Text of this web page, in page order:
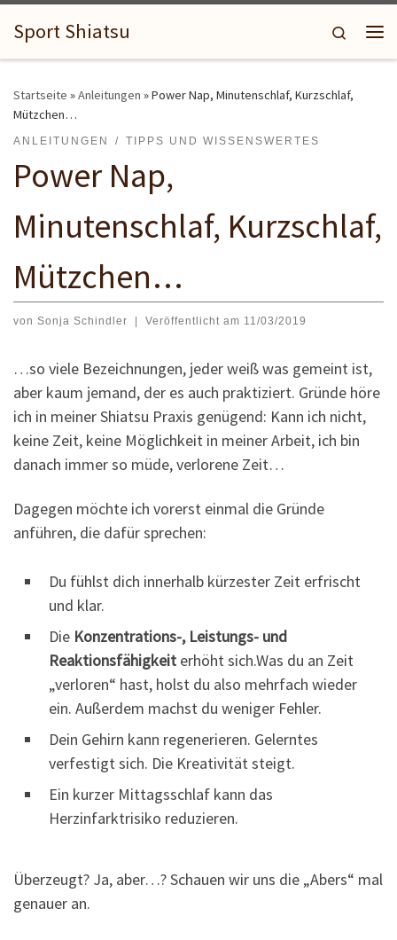
Zum Inhalt springen
Sport Shiatsu
Search
Startseite »Anleitungen »Power Nap, Minutenschlaf, Kurzschlaf,
Mützchen…
ANLEITUNGEN TIPPS UND WISSENSWERTES
Power Nap,
Minutenschlaf, Kurzschlaf,
Mützchen…
von Sonja Schindler Veröffentlicht am 11/03/2019
…so viele Bezeichnungen, jeder weiß was gemeint ist,
aber kaum jemand, der es auch praktiziert. Gründe höre
ich in meiner Shiatsu Praxis genügend: Kann ich nicht,
keine Zeit, keine Möglichkeit in meiner Arbeit, ich bin
danach immer so müde, verlorene Zeit…
Dagegen möchte ich vorerst einmal die Gründe
anführen, die dafür sprechen:
Du fühlst dich innerhalb kürzester Zeit erfrischt
und klar.
Die Konzentrations-, Leistungs- und
Reaktionsfähigkeit erhöht sich.Was du an Zeit
„verloren“ hast, holst du also mehrfach wieder
ein. Außerdem machst du weniger Fehler.
Dein Gehirn kann regenerieren. Gelerntes
verfestigt sich. Die Kreativität steigt.
Ein kurzer Mittagsschlaf kann das
Herzinfarktrisiko reduzieren.
Überzeugt? Ja, aber…? Schauen wir uns die „Abers“ mal
genauer an.